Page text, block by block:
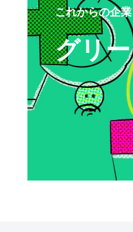
これからの企
グリ